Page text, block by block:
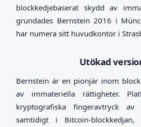
blockkedjebaserat skydd av
grundades Bernstein 2016 i
har numera sitt huvudkontor i
Utökad
Bernstein är en pionjär inom
av immateriella rättigheter.
kryptografiska fingeravtryck
samtidigt i Bitcoin-blockkedjan,